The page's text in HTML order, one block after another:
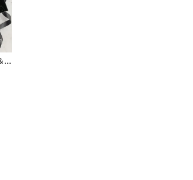
オリジナル高級紅茶＆マグカップ ギフト【AT-GF-02】ギフトセット/プレゼント/内祝い/結婚式/ハーブティー/高品質/マグカップ/食器/記念日/お返し/手土産/美容/おしゃれ